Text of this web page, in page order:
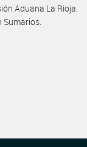
Aduana La Rioja.
Sumarios.